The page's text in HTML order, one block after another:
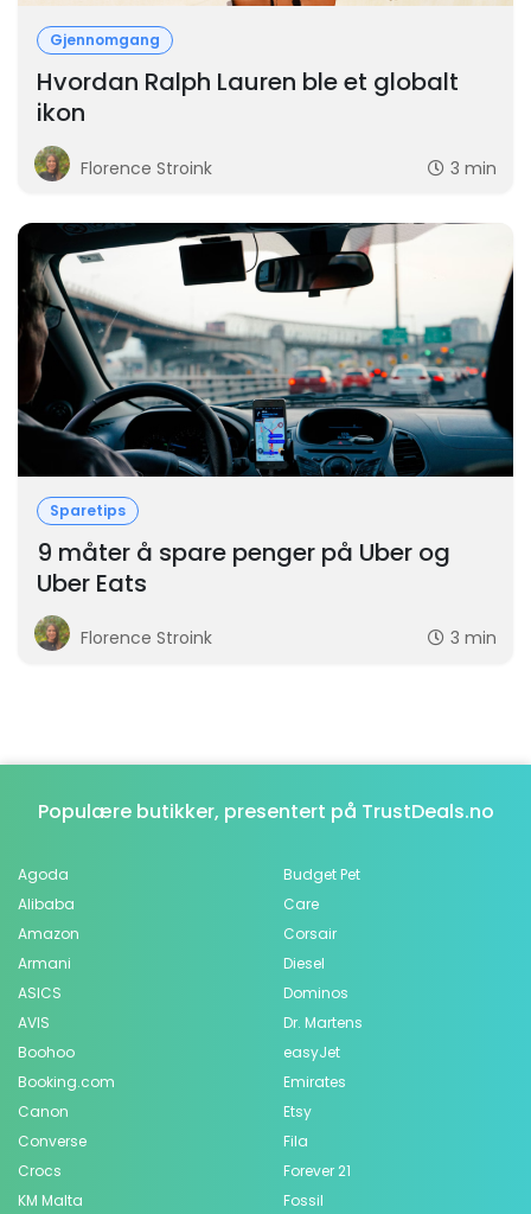
Gjennomgang
Hvordan Ralph Lauren ble et globalt
ikon
Florence Stroink 3 min
Sparetips
9 måter å spare penger på Uber og
Uber Eats
Florence Stroink 3 min
Populære butikker, presentert på TrustDeals.no
Agoda
Alibaba
Amazon
Armani
ASICS
AVIS
Boohoo
Booking.com
Canon
Converse
Crocs
KM Malta
Budget Pet
Care
Corsair
Diesel
Dominos
Dr. Martens
easyJet
Emirates
Etsy
Fila
Forever 21
Fossil